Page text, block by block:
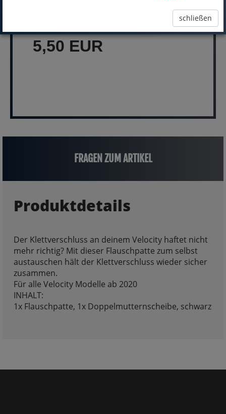
schließen
5,50 EUR
FRAGEN ZUM ARTIKEL
Produktdetails
Der Klettverschluss an deinem Velocity haftet nicht
mehr richtig? Mit dieser Flauschpatte zum selbst
austauschen hält der Klettverschluss wieder sicher
zusammen.
Für alle Velocity Modelle ab 2020
INHALT:
1x Flauschpatte, 1x Doppelmutternscheibe, schwarz